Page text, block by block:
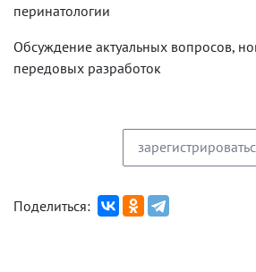
перинатологии
Обсуждение актуальных вопросов,
передовых разработок
Поделиться: